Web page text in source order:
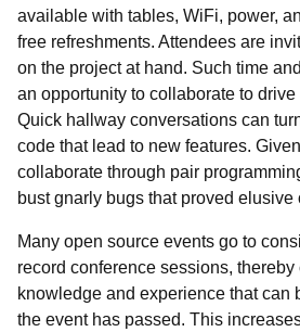
available with tables, WiFi, power,
free refreshments. Attendees are
on the project at hand. Such time
an opportunity to collaborate to
Quick hallway conversations can
code that lead to new features.
collaborate through pair
bust gnarly bugs that proved elusive
Many open source events go to
record conference sessions,
knowledge and experience that can
the event has passed. This